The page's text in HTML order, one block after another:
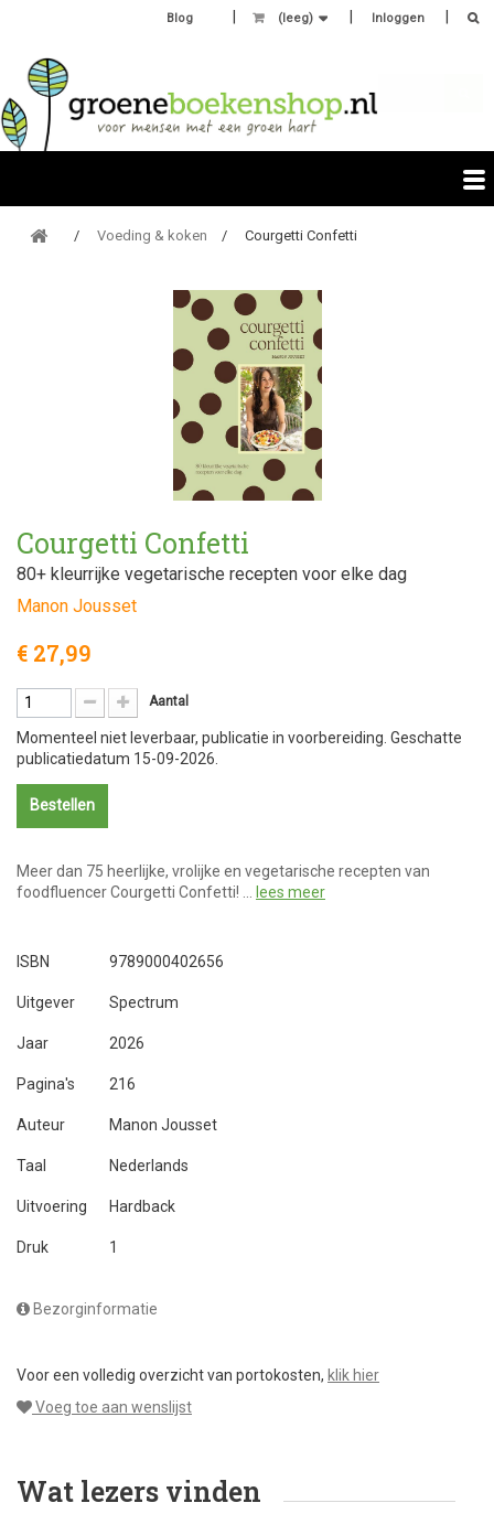
Inloggen
(leeg)
Blog
Voeding & koken Courgetti Confetti
Courgetti Confetti
80+ kleurrijke vegetarische recepten voor elke dag
Manon Jousset
€ 27,99
Aantal
Momenteel niet leverbaar, publicatie in voorbereiding. Geschatte
publicatiedatum 15-09-2026.
Bestellen
Meer dan 75 heerlijke, vrolijke en vegetarische recepten van
foodfluencer Courgetti Confetti! …
lees meer
ISBN 9789000402656
Uitgever Spectrum
Jaar 2026
Pagina's 216
Auteur Manon Jousset
Taal Nederlands
Uitvoering Hardback
Druk 1
Bezorginformatie
Voor een volledig overzicht van portokosten, klik hier
Voeg toe aan wenslijst
Wat lezers vinden